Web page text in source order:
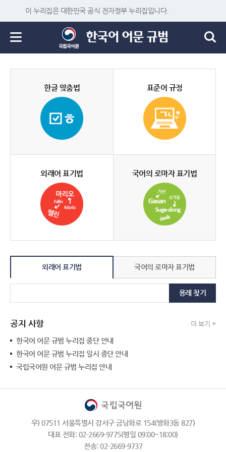
이 누리집은 대한민국 공식 전자정부 누리집입니다.
한글 맞춤법 표준어 규정
외래어 표기법 국어의 로마자 표기법
외래어 표기법 국어의 로마자 표기법
용례 찾기
공지 사항 더 보기 +
한국어 어문 규범 누리집 중단 안내
한국어 어문 규범 누리집 일시 중단 안내
국립국어원 어문 규범 누리집 안내
우) 07511 서울특별시 강서구 금낭화로 154(방화3동 827)
대표 전화: 02-2669-9775(평일 09:00~18:00)
전송: 02-2669-9737